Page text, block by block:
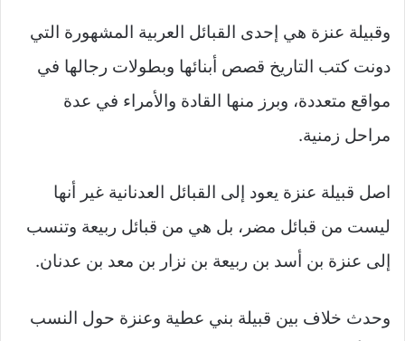
وقبيلة عنزة هي إحدى القبائل العربية المشهورة التي
دونت كتب التاريخ قصص أبنائها وبطولات رجالها في
مواقع متعددة، وبرز منها القادة والأمراء في عدة
مراحل زمنية.
اصل قبيلة عنزة يعود إلى القبائل العدنانية غير أنها
ليست من قبائل مضر، بل هي من قبائل ربيعة وتنسب
إلى عنزة بن أسد بن ربيعة بن نزار بن معد بن عدنان.
وحدث خلاف بين قبيلة بني عطية وعنزة حول النسب